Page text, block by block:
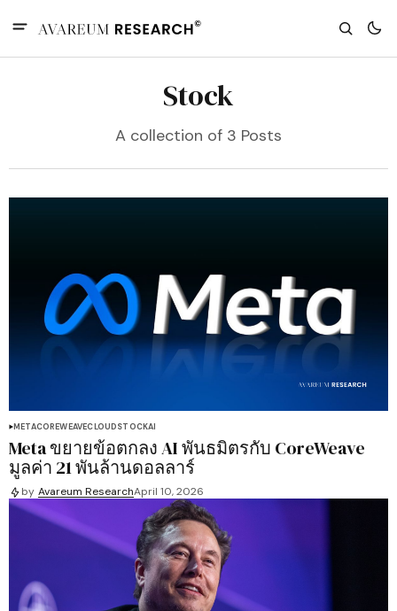
Stock
A collection of 3 Posts
METACOREWEAVECLOUDSTOCKAI
Meta ขยายข้อตกลง AI พันธมิตรกับ CoreWeave
มูลค่า 21 พันล้านดอลลาร์
by Avareum ResearchApril 10, 2026